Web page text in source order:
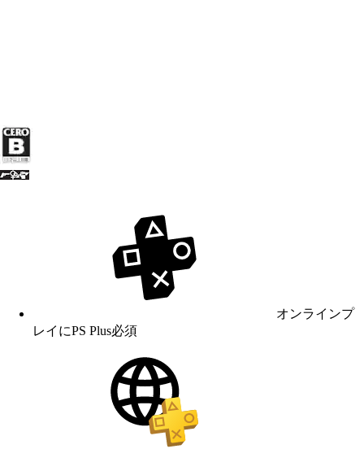
オンラインプ
レイにPS Plus必須